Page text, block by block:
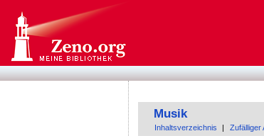
Musik
Inhaltsverzeichnis Zufälliger